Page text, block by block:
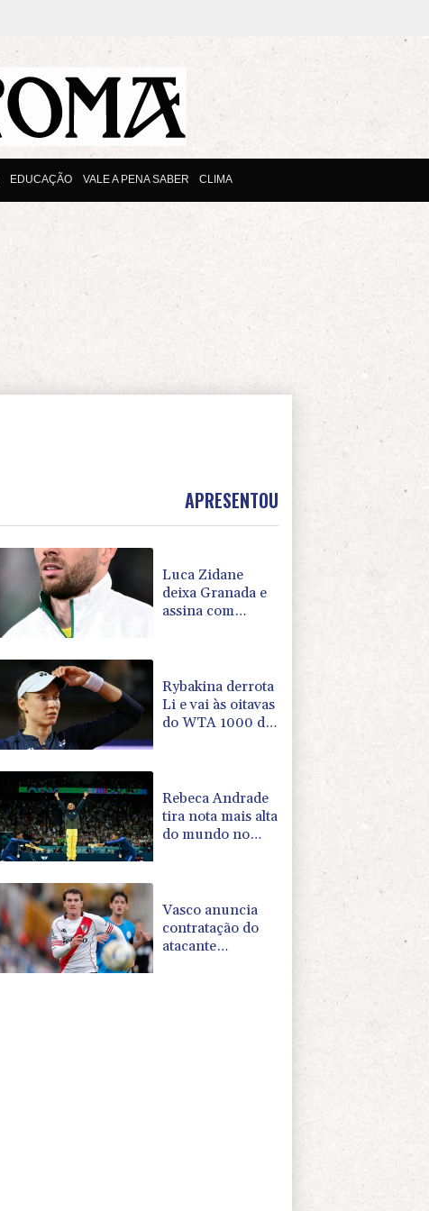
EDUCAÇÃO VALE A PENA SABER CLIMA
APRESENTOU
Luca Zidane
deixa Granada e
assina com
Rybakina derrota
Li e vai às oitavas
do WTA 1000 de
Rebeca Andrade
tira nota mais alta
do mundo no
Vasco anuncia
contratação do
atacante